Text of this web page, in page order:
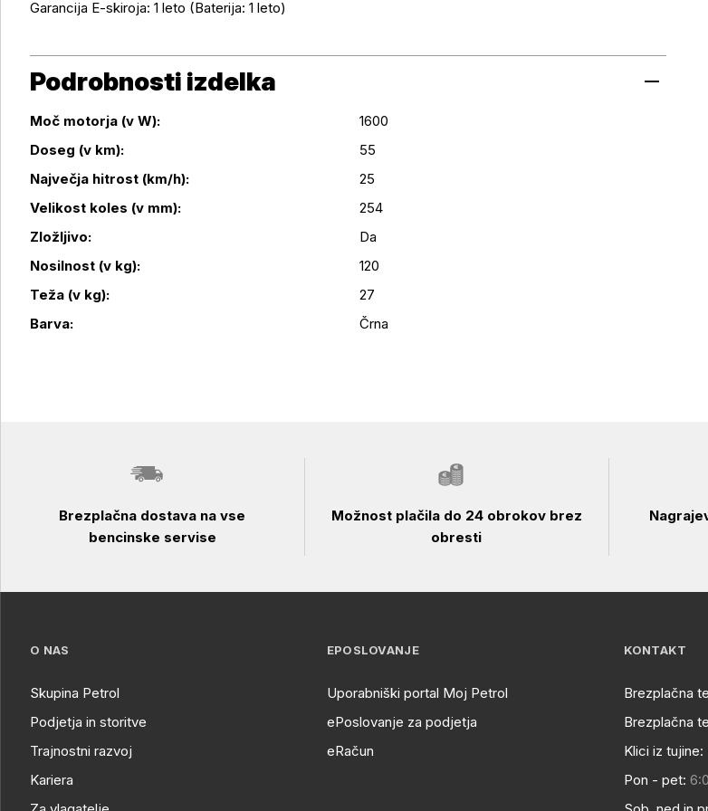
Garancija E-skiroja: 1 leto (Baterija: 1 leto)
Podrobnosti izdelka
Podrobnosti izdelka
Moč motorja (v W):
1600
Doseg (v km):
55
Največja hitrost (km/h):
25
Velikost koles (v mm):
254
Zložljivo:
Da
Nosilnost (v kg):
120
Teža (v kg):
27
Barva:
Črna
Brezplačna dostava na vse
bencinske servise
Možnost plačila do 24 obrokov brez
obresti
O NAS
Skupina Petrol
Podjetja in storitve
Trajnostni razvoj
Kariera
EPOSLOVANJE
Uporabniški portal Moj Petrol
ePoslovanje za podjetja
eRačun
KONTAKT
Brezplačna
Brezplačna
Klici iz tujine:
Pon - pet: